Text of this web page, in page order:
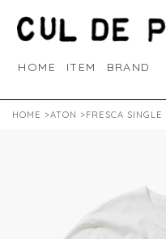
HOME ITEM BRAND
HOME >ATON >FRESCA